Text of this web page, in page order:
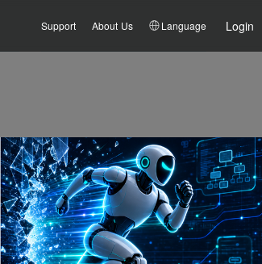
Support About Us Language Login